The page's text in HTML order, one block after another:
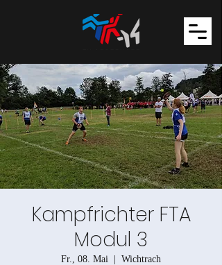
Kampfrichter FTA
Modul 3
Fr., 08. Mai Wichtrach